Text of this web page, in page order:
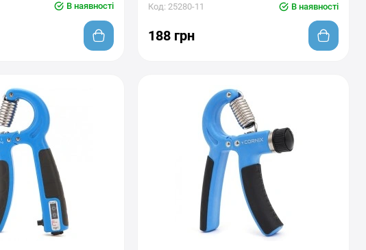
В наявності Код: 25280-11 В наявності
188 грн